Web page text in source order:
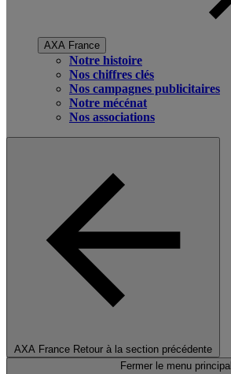
AXA France
Notre histoire
Nos chiffres clés
Nos campagnes publicitaires
Notre mécénat
Nos associations
AXA France Retour à la section précédente
Fermer le menu principal